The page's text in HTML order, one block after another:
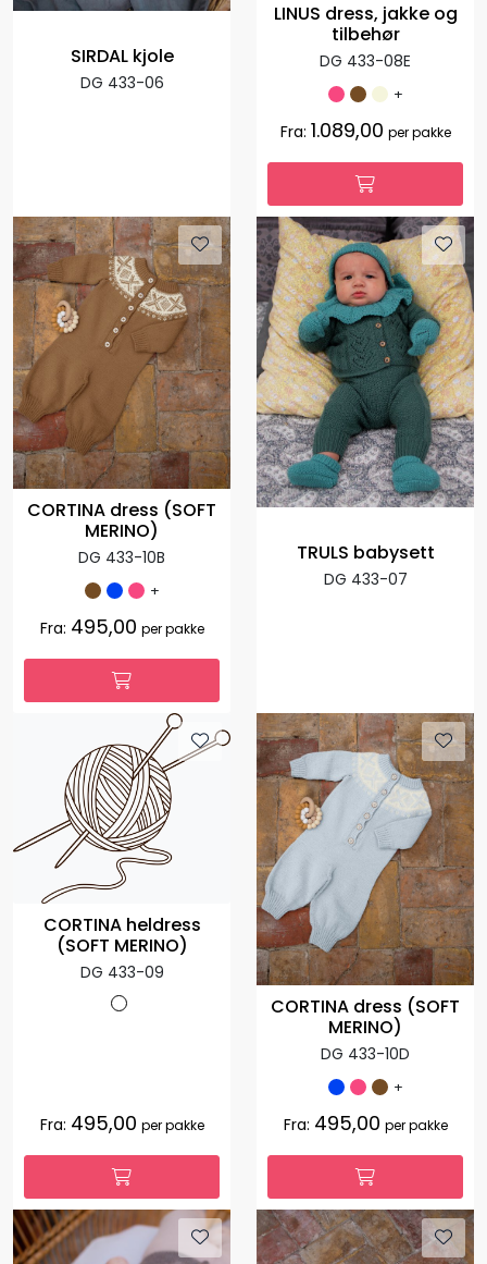
SIRDAL kjole
DG 433-06
LINUS dress, jakke og
tilbehør
DG 433-08E
+
Fra: 1.089,00 per pakke
CORTINA dress (SOFT
MERINO)
DG 433-10B
+
Fra: 495,00 per pakke
TRULS babysett
DG 433-07
CORTINA heldress
(SOFT MERINO)
DG 433-09
Fra: 495,00 per pakke
CORTINA dress (SOFT
MERINO)
DG 433-10D
+
Fra: 495,00 per pakke